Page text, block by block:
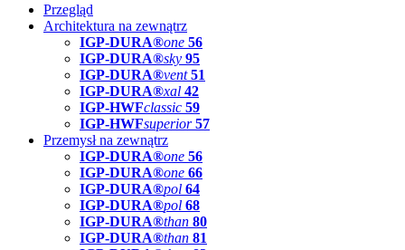
Przegląd
Architektura na zewnątrz
IGP-DURA®one 56
IGP-DURA®sky 95
IGP-DURA®vent 51
IGP-DURA®xal 42
IGP-HWFclassic 59
IGP-HWFsuperior 57
Przemysł na zewnątrz
IGP-DURA®one 56
IGP-DURA®one 66
IGP-DURA®pol 64
IGP-DURA®pol 68
IGP-DURA®than 80
IGP-DURA®than 81